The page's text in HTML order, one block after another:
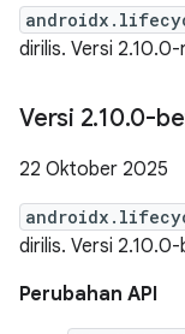
dirilis. Versi
Versi 2.10.0-
22 Oktober 2025
dirilis. Versi
Perubahan API